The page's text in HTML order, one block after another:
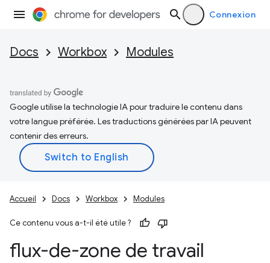
Connexion
Docs Workbox Modules
Google utilise la technologie IA pour traduire le contenu dans
votre langue préférée. Les traductions générées par IA peuvent
contenir des erreurs.
Accueil Docs Workbox Modules
Ce contenu vous a-t-il été utile ?
flux-de-zone de travail